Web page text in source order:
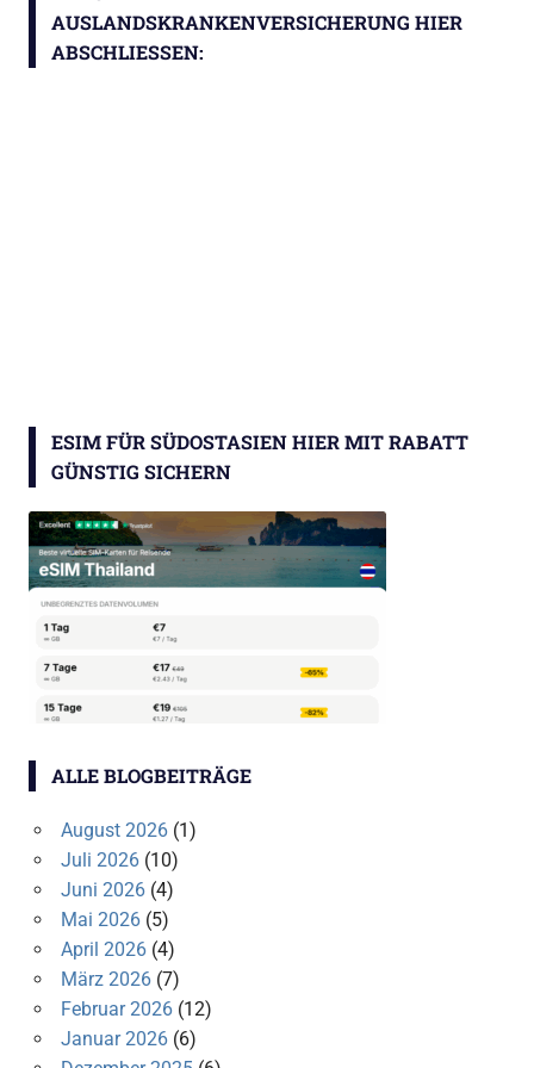
AUSLANDSKRANKENVERSICHERUNG HIER
ABSCHLIESSEN:
ESIM FÜR SÜDOSTASIEN HIER MIT RABATT
GÜNSTIG SICHERN
ALLE BLOGBEITRÄGE
August 2026(1)
Juli 2026(10)
Juni 2026(4)
Mai 2026(5)
April 2026(4)
März 2026(7)
Februar 2026(12)
Januar 2026(6)